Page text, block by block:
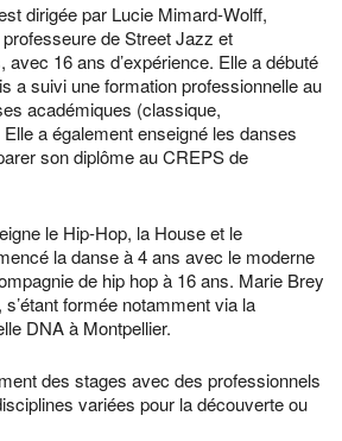
dirigée par Lucie Mimard-Wolff,
de Street Jazz et
avec 16 ans d’expérience. Elle a débuté
a suivi une formation professionnelle au
académiques (classique,
a également enseigné les danses
son diplôme au CREPS de
le Hip-Hop, la House et le
la danse à 4 ans avec le moderne
de hip hop à 16 ans. Marie Brey
formée notamment via la
DNA à Montpellier.
des stages avec des professionnels
variées pour la découverte ou